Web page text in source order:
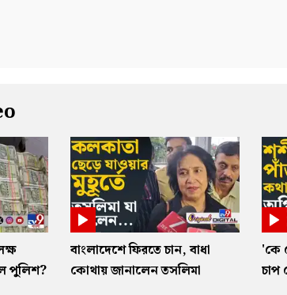
পুলিশ?
বাংলাদেশে ফিরতে চান, বাধা
কোথায় জানালেন তসলিমা
'কে
চাপ